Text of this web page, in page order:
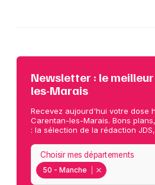
Newsletter : le
les-Marais
Recevez aujourd'hui votre dose
Carentan-les-Marais. Bons
: la sélection de la rédaction
50 - Manche
Choisir mes départements